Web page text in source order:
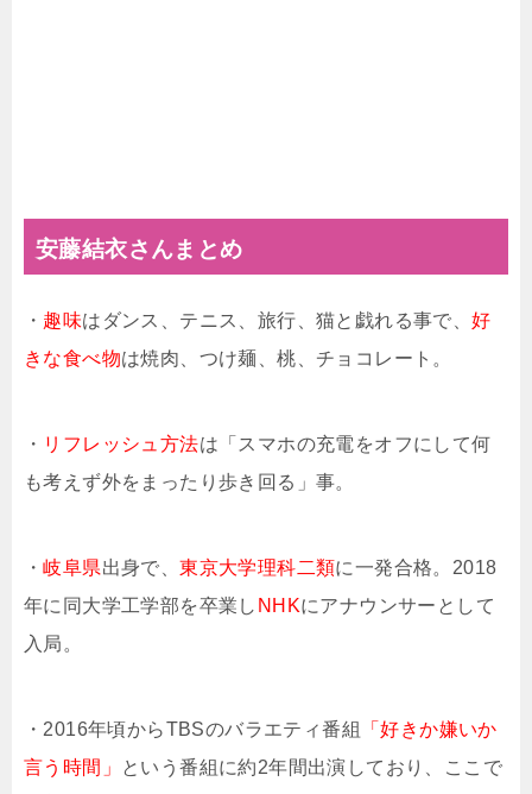
安藤結衣さんまとめ
・ 趣味はダンス、テニス、旅行、猫と戯れる事で、好
きな食べ物は焼肉、つけ麺、桃、チョコレート。
・ リフレッシュ方法は「スマホの充電をオフにして何
も考えず外をまったり歩き回る」事。
・岐阜県出身で、東京大学理科二類に一発合格。2018
年に同大学工学部を卒業し NHKにアナウンサーとして
入局。
・2016年頃からTBSのバラエティ番組
「好きか嫌いか
言う時間」
という番組に約2年間出演しており、ここで